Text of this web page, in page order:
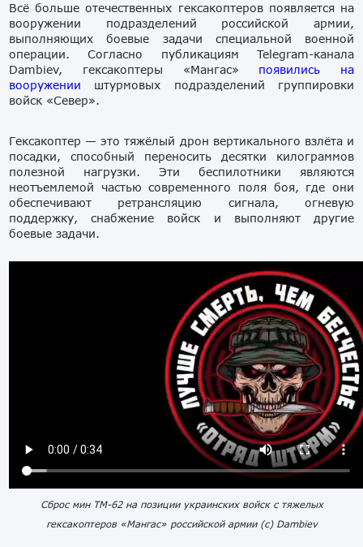
Всё больше отечественных гексакоптеров появляется на
вооружении подразделений российской армии,
выполняющих боевые задачи специальной военной
операции. Согласно публикациям Telegram-канала
Dambiev, гексакоптеры «Мангас» появились на
вооружении штурмовых подразделений группировки
войск «Север».
Гексакоптер — это тяжёлый дрон вертикального взлёта и
посадки, способный переносить десятки килограммов
полезной нагрузки. Эти беспилотники являются
неотъемлемой частью современного поля боя, где они
обеспечивают ретрансляцию сигнала, огневую
поддержку, снабжение войск и выполняют другие
боевые задачи.
Сброс мин ТМ-62 на позиции украинских войск с тяжелых
гексакоптеров «Мангас» российской армии (с) Dambiev